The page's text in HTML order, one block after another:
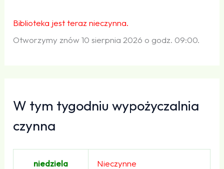
Biblioteka jest teraz nieczynna.
Otworzymy znów 10 sierpnia 2026 o godz. 09:00.
W tym tygodniu wypożyczalnia
czynna
niedziela Nieczynne